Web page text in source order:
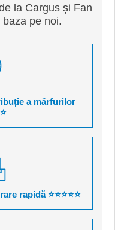
la Cargus și Fan
pe noi.
a mărfurilor
rapidă ⭐⭐⭐⭐⭐